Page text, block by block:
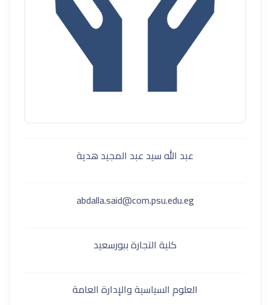
عبد الله سيد عبد المجيد هدية
abdalla.said@com.psu.edu.eg
كلية التجارة ببورسعيد
العلوم السياسية والإدارة العامة